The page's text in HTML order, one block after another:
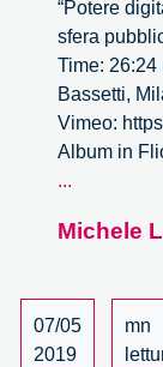
“Potere
sfera
Time:
Bassetti,
Vimeo:
Album in
...
Fra
e
realtà.
–
Michele
07/05
2019
mn